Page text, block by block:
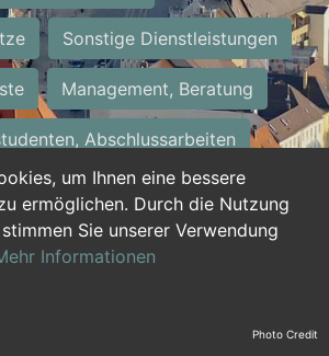
um Ihnen eine bessere
ermöglichen. Durch die Nutzung
Sie unserer Verwendung
Informationen
Sonstige Dienstleistungen
Management, Beratung
Abschlussarbeiten
Assistenz, Sekretariat
und Nebenjobs
duale Ausbildung Photo Credit